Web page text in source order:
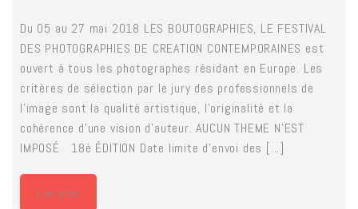
Du 05 au 27 mai 2018 LES BOUTOGRAPHIES, LE FESTIVAL
DES PHOTOGRAPHIES DE CREATION CONTEMPORAINES est
ouvert à tous les photographes résidant en Europe. Les
critères de sélection par le jury des professionnels de
l'image sont la qualité artistique, l'originalité et la
cohérence d'une vision d'auteur. AUCUN THEME N'EST
IMPOSÉ 18è ÉDITION Date limite d'envoi des [...]
Lire plus